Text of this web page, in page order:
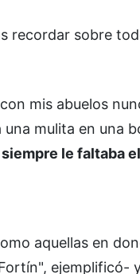
recordar sobre
mis abuelos
mulita en una
le faltaba
aquellas en
ejemplificó-